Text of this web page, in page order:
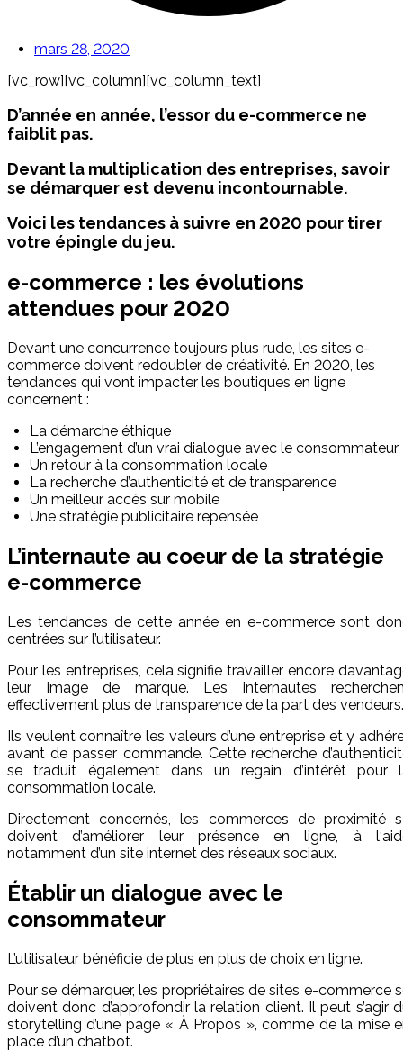
mars 28, 2020
[vc_row][vc_column][vc_column_text]
D’année en année, l’essor du e-commerce ne
faiblit pas.
Devant la multiplication des entreprises, savoir
se démarquer est devenu incontournable.
Voici les tendances à suivre en 2020 pour tirer
votre épingle du jeu.
e-commerce : les évolutions
attendues pour 2020
Devant une concurrence toujours plus rude, les sites e-
commerce doivent redoubler de créativité. En 2020, les
tendances qui vont impacter les boutiques en ligne
concernent :
La démarche éthique
L’engagement d’un vrai dialogue avec le consommateur
Un retour à la consommation locale
La recherche d’authenticité et de transparence
Un meilleur accès sur mobile
Une stratégie publicitaire repensée
L’internaute au coeur de la stratégie
e-commerce
Les tendances de cette année en e-commerce sont
centrées sur l’utilisateur.
Pour les entreprises, cela signifie travailler encore
leur image de marque. Les internautes
effectivement plus de transparence de la part des vendeurs.
Ils veulent connaître les valeurs d’une entreprise et y
avant de passer commande. Cette recherche
se traduit également dans un regain d’intérêt pour
consommation locale.
Directement concernés, les commerces de proximité
doivent d’améliorer leur présence en ligne, à
notamment d’un site internet des réseaux sociaux.
Établir un dialogue avec le
consommateur
L’utilisateur bénéficie de plus en plus de choix en ligne.
Pour se démarquer, les propriétaires de sites e-commerce
doivent donc d’approfondir la relation client. Il peut s’agir
storytelling d’une page « À Propos », comme de la mise
place d’un chatbot.